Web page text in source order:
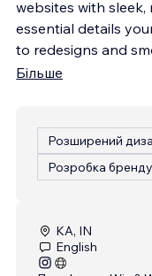
websites with
essential details
to redesigns and
Більше
Розробка бренду
KA, IN
English